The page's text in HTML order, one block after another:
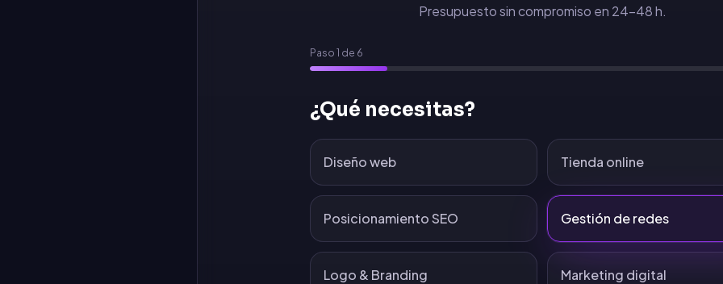
Presupuesto sin compromiso en 24-48 h.
Paso 1 de 6
¿Qué necesitas?
Diseño web Tienda online
Posicionamiento SEO Gestión de redes
Logo & Branding Marketing digital